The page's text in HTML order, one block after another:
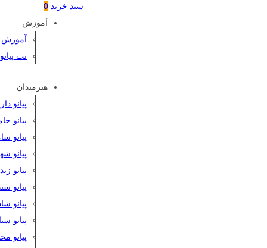
سبد خرید 0
آموزش
آموزش
نت پیانو
هنرمندان
پیانو
پیانو
پیانو
پیانو
پیانو
پیانو
پیانو
پیانو
پیانو